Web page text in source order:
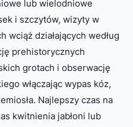
lub wielodniowe
i szczytów, wizyty w
wciąż działających według
prehistorycznych
grotach i obserwację
włączając wypas kóz,
Najlepszy czas na
kwitnienia jabłoni lub